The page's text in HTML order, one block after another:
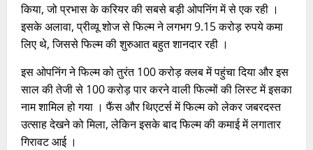
किया, जो प्रभास के करियर की सबसे बड़ी ओपनिंग में से एक रही ।
इसके अलावा, प्रीव्यू शोज से फिल्म ने लगभग 9.15 करोड़ रुपये कमा
लिए थे, जिससे फिल्म की शुरुआत बहुत शानदार रही ।
इस ओपनिंग ने फिल्म को तुरंत 100 करोड़ क्लब में पहुंचा दिया और इस
साल की तेजी से 100 करोड़ पार करने वाली फिल्मों की लिस्ट में इसका
नाम शामिल हो गया । फैंस और थिएटर्स में फिल्म को लेकर जबरदस्त
उत्साह देखने को मिला, लेकिन इसके बाद फिल्म की कमाई में लगातार
गिरावट आई ।